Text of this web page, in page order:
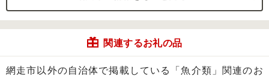
関連するお礼の品
網走市以外の自治体で掲載している「魚介類」関連のお